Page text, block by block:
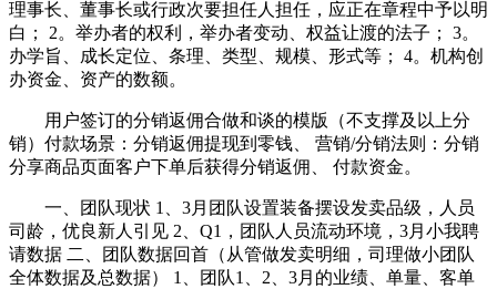
理事长、董事长或行政次要担任人担任，应正在章程中予以明
白； 2。举办者的权利，举办者变动、权益让渡的法子； 3。
办学旨、成长定位、条理、类型、规模、形式等； 4。机构创
办资金、资产的数额。
用户签订的分销返佣合做和谈的模版（不支撑及以上分
销）付款场景：分销返佣提现到零钱、 营销/分销法则：分销
分享商品页面客户下单后获得分销返佣、 付款资金。
一、团队现状 1、3月团队设置装备摆设发卖品级，人员
司龄，优良新人引见 2、Q1，团队人员流动环境，3月小我聘
请数据 二、团队数据回首（从管做发卖明细，司理做小团队
全体数据及总数据） 1、团队1、2、3月的业绩、单量、客单